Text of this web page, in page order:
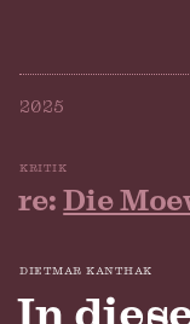
2025
kritik
re: Die
dietmar kanthak